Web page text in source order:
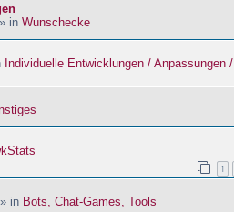
in Wunschecke
Individuelle Entwicklungen / Anpassungen /
1
in Bots, Chat-Games, Tools